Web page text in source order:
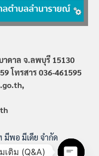
ดาล จ.ลพบุรี 15130
โทรสาร 036-461595
มีพอ มีเดีย จำกัด
เติม (Q&A)